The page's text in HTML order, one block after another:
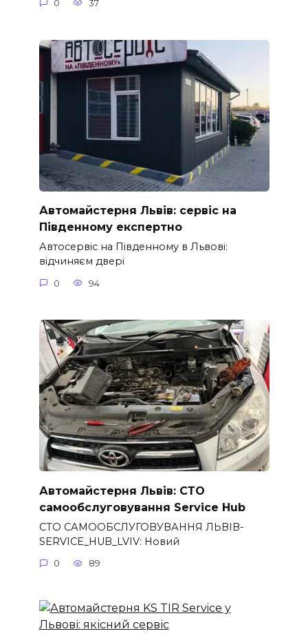
0 37
Автомайстерня Львів: сервіс на
Південному експертно
Автосервіс на Південному в Львові:
відчиняєм двері
0 94
Автомайстерня Львів: СТО
самообслуговування Service Hub
СТО САМООБСЛУГОВУВАННЯ ЛЬВІВ-
SERVICE_HUB_LVIV: Новий
0 89